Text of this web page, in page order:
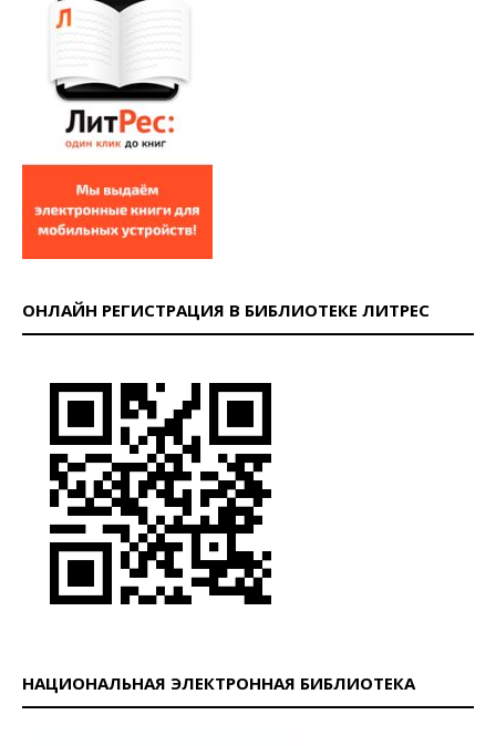
ОНЛАЙН РЕГИСТРАЦИЯ В БИБЛИОТЕКЕ ЛИТРЕС
НАЦИОНАЛЬНАЯ ЭЛЕКТРОННАЯ БИБЛИОТЕКА